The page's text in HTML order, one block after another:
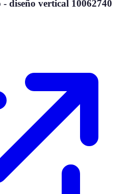
diseño vertical 10062740